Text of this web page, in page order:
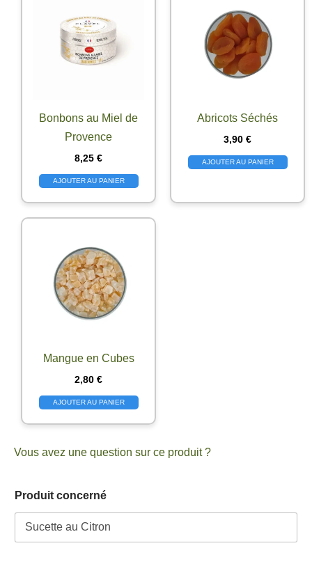
Bonbons au Miel de
Provence
8,25 €
AJOUTER AU PANIER
Abricots Séchés
3,90 €
AJOUTER AU PANIER
Mangue en Cubes
2,80 €
AJOUTER AU PANIER
Vous avez une question sur ce produit ?
Produit concerné